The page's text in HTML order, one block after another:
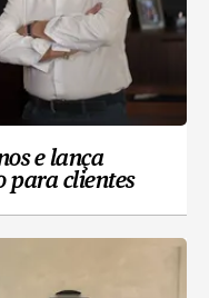
e lança
para clientes